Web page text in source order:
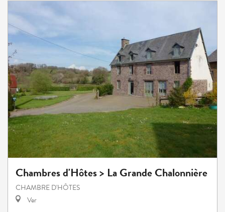
Chambres d'Hôtes > La Grande Chalonnière
CHAMBRE D'HÔTES
Ver